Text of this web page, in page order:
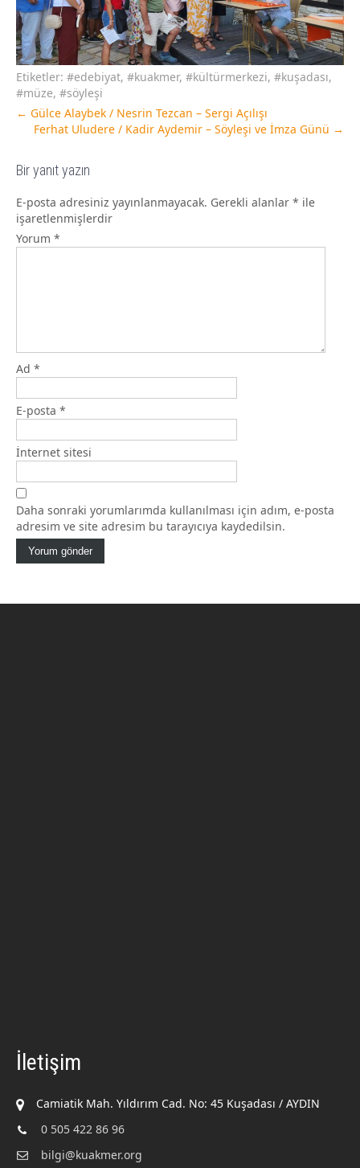
Etiketler: #edebiyat, #kuakmer, #kültürmerkezi, #kuşadası,
#müze, #söyleşi
← Gülce Alaybek / Nesrin Tezcan – Sergi Açılışı
Ferhat Uludere / Kadir Aydemir – Söyleşi ve İmza Günü →
Bir yanıt yazın
E-posta adresiniz yayınlanmayacak. Gerekli alanlar * ile
işaretlenmişlerdir
Yorum *
Ad *
E-posta *
İnternet sitesi
Daha sonraki yorumlarımda kullanılması için adım, e-posta
adresim ve site adresim bu tarayıcıya kaydedilsin.
İletişim
Camiatik Mah. Yıldırım Cad. No: 45 Kuşadası / AYDIN
0 505 422 86 96
bilgi@kuakmer.org